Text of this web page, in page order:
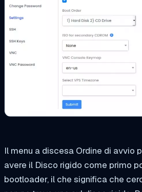
Il menu a discesa Ordine di avvio
avere il Disco rigido come primo
bootloader, il che significa che